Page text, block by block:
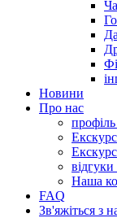
Новини
Про нас
Наша
FAQ
Зв'яжіться з